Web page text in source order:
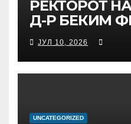
ГЛОБАЛНО
РЕКТОРОТ
Д-Р БЕКИМ
ПРЕЧЕКА НА
СРЕДБА
ДИРЕКТОР
Д-Р БУРИМ
ЈУЛ 10, 2026
UNCATEGORIZED